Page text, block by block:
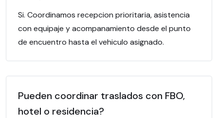
Si. Coordinamos recepcion prioritaria, asistencia
con equipaje y acompanamiento desde el punto
de encuentro hasta el vehiculo asignado.
Pueden coordinar traslados con FBO,
hotel o residencia?